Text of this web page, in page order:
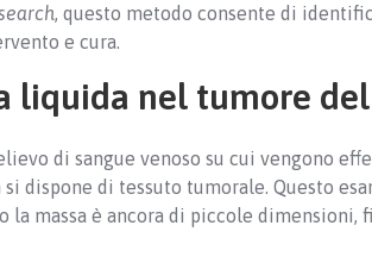
, questo metodo consente di
e cura.
liquida nel tumore
di sangue venoso su cui vengono
dispone di tessuto tumorale. Questo
massa è ancora di piccole dimensioni,